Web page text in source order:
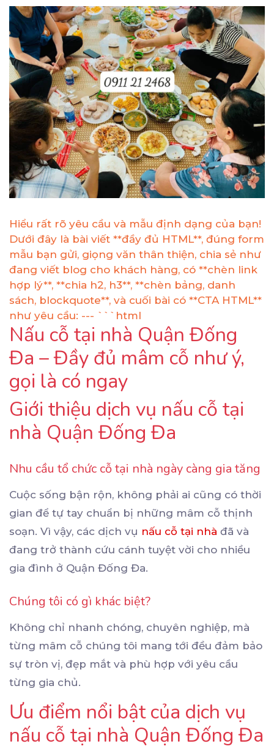
Hiểu rất rõ yêu cầu và mẫu định dạng của bạn!
Dưới đây là bài viết **đầy đủ HTML**, đúng form
mẫu bạn gửi, giọng văn thân thiện, chia sẻ như
đang viết blog cho khách hàng, có **chèn link
hợp lý**, **chia h2, h3**, **chèn bảng, danh
sách, blockquote**, và cuối bài có **CTA HTML**
như yêu cầu: --- ```html
Nấu cỗ tại nhà Quận Đống
Đa – Đầy đủ mâm cỗ như ý,
gọi là có ngay
Giới thiệu dịch vụ nấu cỗ tại
nhà Quận Đống Đa
Nhu cầu tổ chức cỗ tại nhà ngày càng gia tăng
Cuộc sống bận rộn, không phải ai cũng có thời
gian để tự tay chuẩn bị những mâm cỗ thịnh
soạn. Vì vậy, các dịch vụ nấu cỗ tại nhà đã và
đang trở thành cứu cánh tuyệt vời cho nhiều
gia đình ở Quận Đống Đa.
Chúng tôi có gì khác biệt?
Không chỉ nhanh chóng, chuyên nghiệp, mà
từng mâm cỗ chúng tôi mang tới đều đảm bảo
sự tròn vị, đẹp mắt và phù hợp với yêu cầu
từng gia chủ.
Ưu điểm nổi bật của dịch vụ
nấu cỗ tại nhà Quận Đống Đa